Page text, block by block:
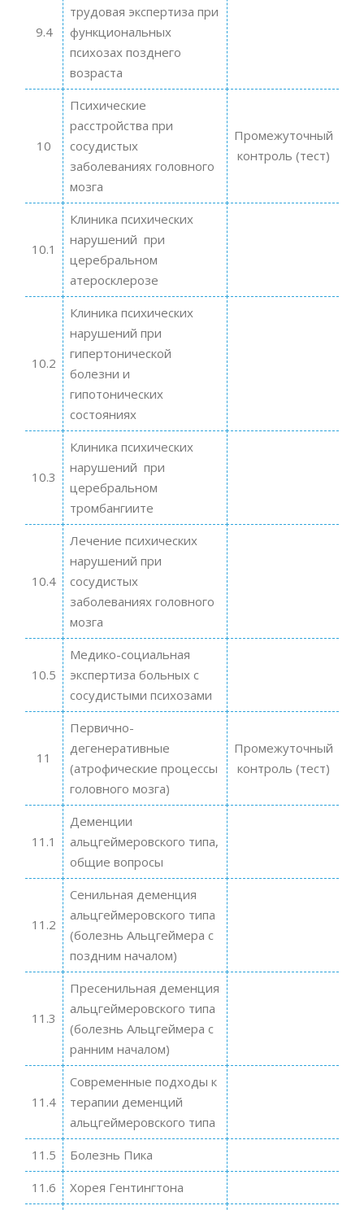
9.4
трудовая экспертиза при
функциональных
психозах позднего
возраста
10
Психические
расстройства при
сосудистых
заболеваниях головного
мозга
Промежуточный
контроль (тест)
10.1
Клиника психических
нарушений при
церебральном
атеросклерозе
10.2
Клиника психических
нарушений при
гипертонической
болезни и
гипотонических
состояниях
10.3
Клиника психических
нарушений при
церебральном
тромбангиите
10.4
Лечение психических
нарушений при
сосудистых
заболеваниях головного
мозга
10.5
Медико-социальная
экспертиза больных с
сосудистыми психозами
11
Первично-
дегенеративные
(атрофические процессы
головного мозга)
Промежуточный
контроль (тест)
11.1
Деменции
альцгеймеровского типа,
общие вопросы
11.2
Сенильная деменция
альцгеймеровского типа
(болезнь Альцгеймера с
поздним началом)
11.3
Пресенильная деменция
альцгеймеровского типа
(болезнь Альцгеймера с
ранним началом)
11.4
Современные подходы к
терапии деменций
альцгеймеровского типа
11.5
Болезнь Пика
11.6
Хорея Гентингтона